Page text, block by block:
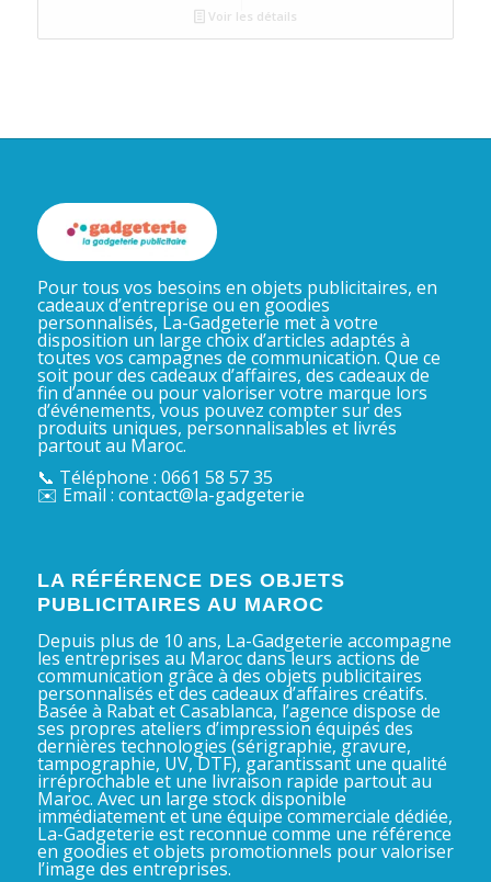
Voir les détails
Pour tous vos besoins en objets publicitaires, en
cadeaux d’entreprise ou en goodies
personnalisés, La-Gadgeterie met à votre
disposition un large choix d’articles adaptés à
toutes vos campagnes de communication. Que ce
soit pour des cadeaux d’affaires, des cadeaux de
fin d’année ou pour valoriser votre marque lors
d’événements, vous pouvez compter sur des
produits uniques, personnalisables et livrés
partout au Maroc.
📞 Téléphone : 0661 58 57 35
✉️ Email : contact@la-gadgeterie
LA RÉFÉRENCE DES OBJETS
PUBLICITAIRES AU MAROC
Depuis plus de 10 ans, La-Gadgeterie accompagne
les entreprises au Maroc dans leurs actions de
communication grâce à des objets publicitaires
personnalisés et des cadeaux d’affaires créatifs.
Basée à Rabat et Casablanca, l’agence dispose de
ses propres ateliers d’impression équipés des
dernières technologies (sérigraphie, gravure,
tampographie, UV, DTF), garantissant une qualité
irréprochable et une livraison rapide partout au
Maroc. Avec un large stock disponible
immédiatement et une équipe commerciale dédiée,
La-Gadgeterie est reconnue comme une référence
en goodies et objets promotionnels pour valoriser
l’image des entreprises.